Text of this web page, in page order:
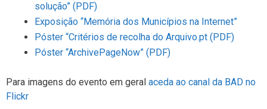
solução” (PDF)
Exposição “Memória dos Municípios na Internet”
Póster “Critérios de recolha do Arquivo.pt (PDF)
Póster “ArchivePageNow” (PDF)
Para imagens do evento em geral aceda ao canal da BAD no
Flickr